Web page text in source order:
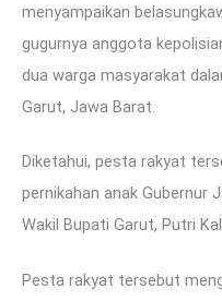
menyampaikan
gugurnya anggota
dua warga masyarakat
Garut, Jawa Barat.
Diketahui, pesta rakyat
pernikahan anak Gubernur
Wakil Bupati Garut, Putri
Pesta rakyat tersebut